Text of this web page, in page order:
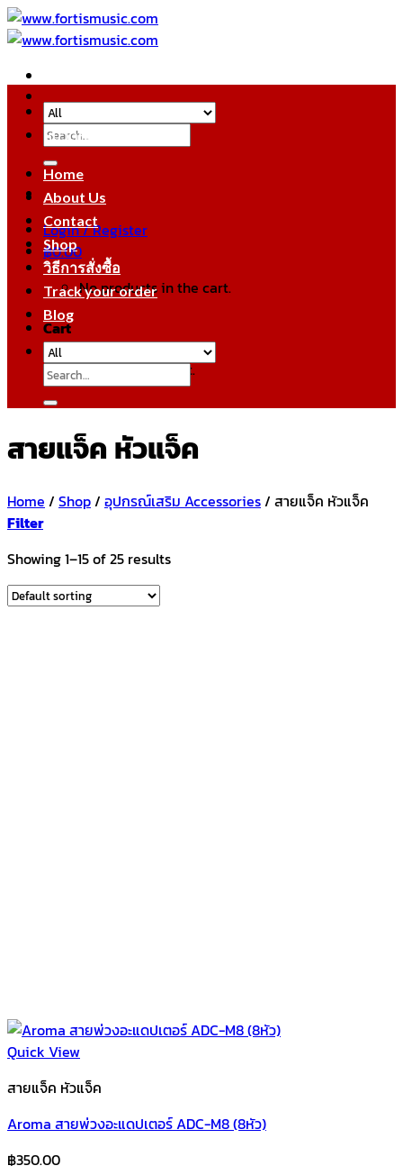
Skip
to
Search
for:
Login / Register
฿0.00
No products in the cart.
Cart
No products in the cart.
หมวดหมู่สินค้า
Home
About Us
Contact
Shop
วิธีการสั่งซื้อ
Track your order
Blog
Search
for:
สายแจ็ค หัวแจ็ค
Home / Shop/ อุปกรณ์เสริม Accessories/ สายแจ็ค หัวแจ็ค
Filter
Showing 1–15 of 25 results
Quick View
สายแจ็ค หัวแจ็ค
Aroma สายพ่วงอะแดปเตอร์ ADC-M8 (8หัว)
฿350.00